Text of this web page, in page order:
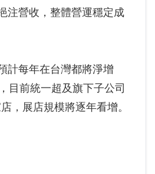
注營收，整體營運穩定成
計每年在台灣都將淨增
目前統一超及旗下子公司
，展店規模將逐年看增。